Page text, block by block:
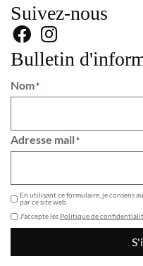
Suivez-nous
Bulletin
Nom*
Adresse mail*
En utilisant ce formulaire, je consens
par ce site web.
J'accepte les Politique de